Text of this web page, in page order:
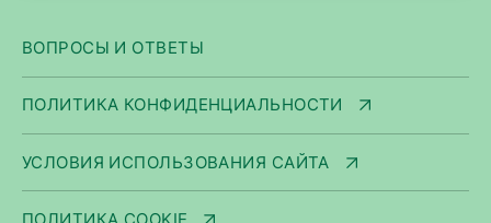
ВОПРОСЫ И ОТВЕТЫ
ПОЛИТИКА КОНФИДЕНЦИАЛЬНОСТИ
УСЛОВИЯ ИСПОЛЬЗОВАНИЯ САЙТА